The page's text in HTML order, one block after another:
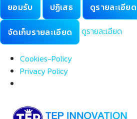
ยอมรับ ปฏิเสธ ดูรายละเอียด
จัดเก็บรายละเอียด ดูรายละเอียด
Cookies-Policy
Privacy Policy